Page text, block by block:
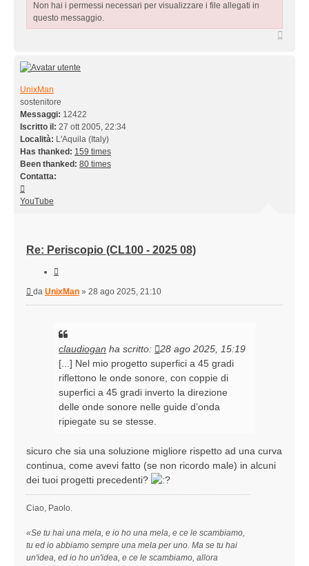
Non hai i permessi necessari per visualizzare i file allegati in
questo messaggio.
Top
UnixMan
sostenitore
Messaggi: 12422
Iscritto il: 27 ott 2005, 22:34
Località: L'Aquila (Italy)
Has thanked: 159 times
Been thanked: 80 times
Contatta:
UnixMan
YouTube
Re: Periscopio (CL100 - 2025 08)
Messaggio
da UnixMan » 28 ago 2025, 21:10
claudiogan ha scritto:
28 ago 2025, 15:19
[...] Nel mio progetto superfici a 45 gradi
riflettono le onde sonore, con coppie di
superfici a 45 gradi inverto la direzione
delle onde sonore nelle guide d’onda
ripiegate su se stesse.
sicuro che sia una soluzione migliore rispetto ad una curva
continua, come avevi fatto (se non ricordo male) in alcuni
dei tuoi progetti precedenti?
Ciao, Paolo.
«Se tu hai una mela, e io ho una mela, e ce le scambiamo,
tu ed io abbiamo sempre una mela per uno. Ma se tu hai
un'idea, ed io ho un'idea, e ce le scambiamo, allora